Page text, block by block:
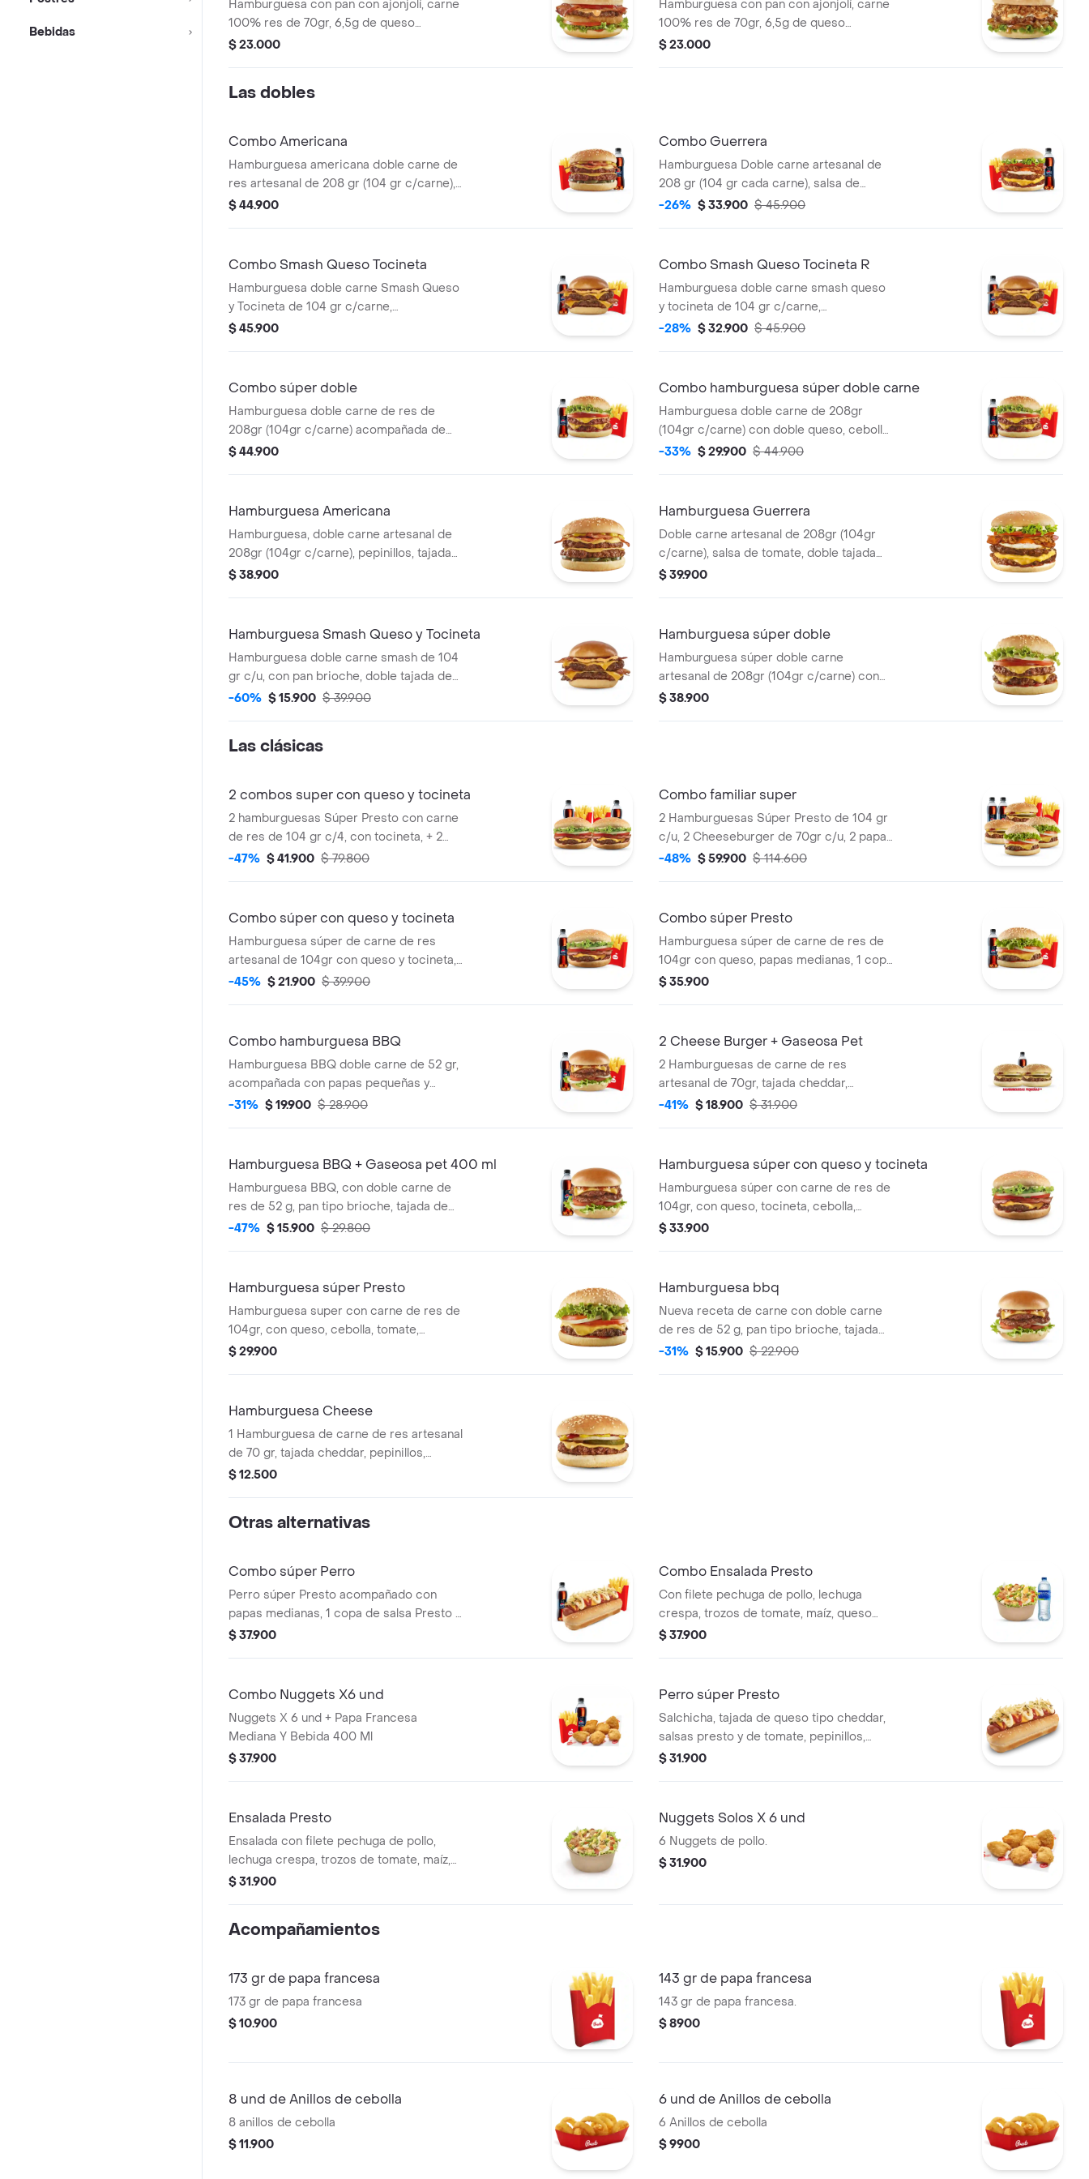
Bebidas
Hamburguesa con pan con ajonjolí, carne
100% res de 70gr, 6,5g de queso
cheddar, crujientes anillos de cebolla,
$ 23.000
Hamburguesa con pan con ajonjolí, carne
100% res de 70gr, 6,5g de queso
cheddar, con dos tipos de cebolla:
$ 23.000
Las dobles
Combo Americana
Hamburguesa americana doble carne de
res artesanal de 208 gr (104 gr c/carne),
con papas medianas, 1 copa de salsa
$ 44.900
Combo Guerrera
Hamburguesa Doble carne artesanal de
208 gr (104 gr cada carne), salsa de
tomate, doble tajada cheddar, cebolla
bebida 400 ml
-26% $ 33.900 $ 45.900
Combo Smash Queso Tocineta
Hamburguesa doble carne Smash Queso
y Tocineta de 104 gr c/carne,
acompañada con papas medianas y
$ 45.900
Combo Smash Queso Tocineta R
Hamburguesa doble carne smash queso
y tocineta de 104 gr c/carne,
acompañada con papas medianas y
-28% $ 32.900 $ 45.900
Combo súper doble
Hamburguesa doble carne de res de
208gr (104gr c/carne) acompañada de
unas papas medianas, 1 copa de salsa
$ 44.900
Combo hamburguesa súper doble carne
Hamburguesa doble carne de 208gr
(104gr c/carne) con doble queso, cebolla,
tomate, lechuga, salsa presto y de
-33% $ 29.900 $ 44.900
Hamburguesa Americana
Hamburguesa, doble carne artesanal de
208gr (104gr c/carne), pepinillos, tajada
cheddar y aderezo cheddar, tocineta en
$ 38.900
Hamburguesa Guerrera
Doble carne artesanal de 208gr (104gr
c/carne), salsa de tomate, doble tajada
cheddar, cebolla grillé, tomate, huevo frito
$ 39.900
Hamburguesa Smash Queso y Tocineta
Hamburguesa doble carne smash de 104
gr c/u, con pan brioche, doble tajada de
queso cheddar, doble porción de
-60% $ 15.900 $ 39.900
Hamburguesa súper doble
Hamburguesa súper doble carne
artesanal de 208gr (104gr c/carne) con
doble queso, cebolla, tomate, lechuga,
$ 38.900
Las clásicas
2 combos super con queso y tocineta
2 hamburguesas Súper Presto con carne
de res de 104 gr c/4, con tocineta, + 2
papas pequeñas y 2 bebidas pet 400ml.
-47% $ 41.900 $ 79.800
Combo familiar super
2 Hamburguesas Súper Presto de 104 gr
c/u, 2 Cheeseburger de 70gr c/u, 2 papas
grandes y 2 gaseosas 400 ml
-48% $ 59.900 $ 114.600
Combo súper con queso y tocineta
Hamburguesa súper de carne de res
artesanal de 104gr con queso y tocineta,
papas pequeñas, 1 copa de salsa Presto y
-45% $ 21.900 $ 39.900
Combo súper Presto
Hamburguesa súper de carne de res de
104gr con queso, papas medianas, 1 copa
de salsa Presto y gaseosa 400 ml.
$ 35.900
Combo hamburguesa BBQ
Hamburguesa BBQ doble carne de 52 gr,
acompañada con papas pequeñas y
bebida pet de 400 ml.
-31% $ 19.900 $ 28.900
2 Cheese Burger + Gaseosa Pet
2 Hamburguesas de carne de res
artesanal de 70gr, tajada cheddar,
pepinillos, cebolla, salsa de tomate y salsa
-41% $ 18.900 $ 31.900
Hamburguesa BBQ + Gaseosa pet 400 ml
Hamburguesa BBQ, con doble carne de
res de 52 g, pan tipo brioche, tajada de
queso cheddar, tomate, cebolla y lechuga
-47% $ 15.900 $ 29.800
Hamburguesa súper con queso y tocineta
Hamburguesa súper con carne de res de
104gr, con queso, tocineta, cebolla,
tomate, lechuga, salsa presto y salsa de
$ 33.900
Hamburguesa súper Presto
Hamburguesa super con carne de res de
104gr, con queso, cebolla, tomate,
lechuga, salsa presto y salsa de tomate.
$ 29.900
Hamburguesa bbq
Nueva receta de carne con doble carne
de res de 52 g, pan tipo brioche, tajada
de queso cheddar, tomate, cebolla y
-31% $ 15.900 $ 22.900
Hamburguesa Cheese
1 Hamburguesa de carne de res artesanal
de 70 gr, tajada cheddar, pepinillos,
cebolla, salsa de tomate y salsa mostaza.
$ 12.500
Otras alternativas
Combo súper Perro
Perro súper Presto acompañado con
papas medianas, 1 copa de salsa Presto y
bebida de 400 ml
$ 37.900
Combo Ensalada Presto
Con filete pechuga de pollo, lechuga
crespa, trozos de tomate, maíz, queso
mozzarella, champiñones salteados a la
$ 37.900
Combo Nuggets X6 und
Nuggets X 6 und + Papa Francesa
Mediana Y Bebida 400 Ml
$ 37.900
Perro súper Presto
Salchicha, tajada de queso tipo cheddar,
salsas presto y de tomate, pepinillos,
cebolla y papa perro
$ 31.900
Ensalada Presto
Ensalada con filete pechuga de pollo,
lechuga crespa, trozos de tomate, maíz,
queso mozzarella, champiñones
$ 31.900
Nuggets Solos X 6 und
6 Nuggets de pollo.
$ 31.900
Acompañamientos
173 gr de papa francesa
173 gr de papa francesa
$ 10.900
143 gr de papa francesa
143 gr de papa francesa.
$ 8900
8 und de Anillos de cebolla
8 anillos de cebolla
$ 11.900
6 und de Anillos de cebolla
6 Anillos de cebolla
$ 9900